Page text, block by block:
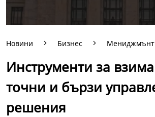
Новини Бизнес Мениджмънт
Инструменти за
точни и бързи
решения